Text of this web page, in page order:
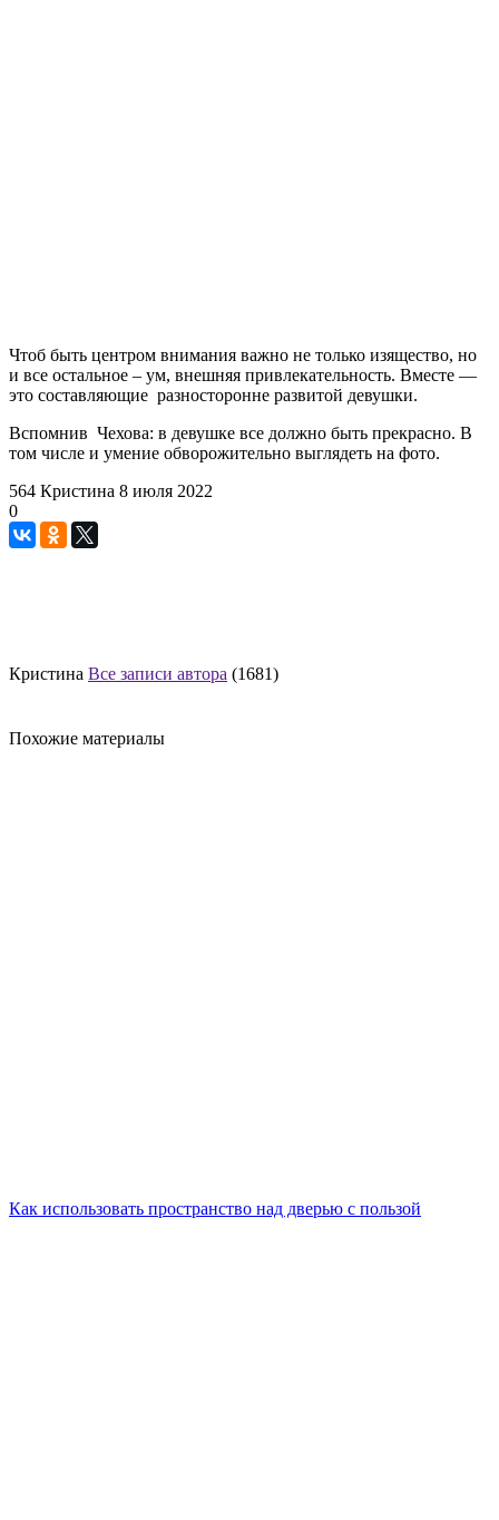
Чтоб быть центром внимания важно не только изящество, но
и все остальное – ум, внешняя привлекательность. Вместе —
это составляющие разносторонне развитой девушки.
Вспомнив Чехова: в девушке все должно быть прекрасно. В
том числе и умение обворожительно выглядеть на фото.
564 Кристина 8 июля 2022
0
Кристина Все записи автора (1681)
Похожие материалы
Как использовать пространство над дверью с пользой